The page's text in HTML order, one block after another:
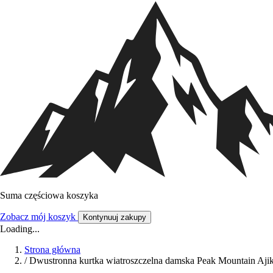
Suma częściowa koszyka
Zobacz mój koszyk Kontynuuj zakupy
Loading...
Strona główna
/ Dwustronna kurtka wiatroszczelna damska Peak Mountain